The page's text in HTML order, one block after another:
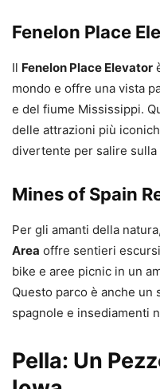
Fenelon Place
Il Fenelon Place Elevator
mondo e offre una vista
e del fiume Mississippi.
delle attrazioni più
divertente per salire sulla
Mines of Spain
Per gli amanti della
Area offre sentieri
bike e aree picnic in un
Questo parco è anche
spagnole e insediamenti
Pella: Un